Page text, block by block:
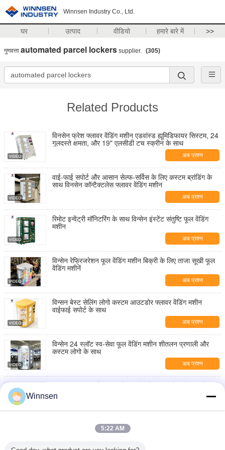
Winnsen Industry Co., Ltd.
घर उत्पाद वीडियो हमारे बारे में >>
गुणवत्ता automated parcel lockers supplier. (305)
Related Products
विनसेन फ्रेश फ्लावर वेंडिंग मशीन एडवांस्ड ह्यूमिडिफायर सिस्टम, 24
गुलदस्ते क्षमता, और 19" एलसीडी टच स्क्रीन के साथ
अब प्रश्न
वाई-फाई सपोर्ट और आसान सेल्फ-सर्विस के लिए कस्टम ब्रांडिंग के
साथ विनसेन कॉन्टैक्टलेस फ्लावर वेंडिंग मशीन
अब प्रश्न
रिमोट इन्वेंट्री मॉनिटरिंग के साथ विन्सेन इंस्टेंट संतुष्टि फूल वेंडिंग
मशीन
अब प्रश्न
विन्सेन रेफ्रिजरेशन फूल वेंडिंग मशीन बिक्री के लिए ताजा सूखी फूल
वेंडिंग मशीनें
अब प्रश्न
विन्सन बेस्ट सेलिंग लोगो कस्टम आउटडोर फ्लावर वेंडिंग मशीन
वाईफाई सपोर्ट के साथ
अब प्रश्न
विन्सेन 24 स्लॉट स्व-सेवा फूल वेंडिंग मशीन शीतलन प्रणाली और
कस्टम लोगो के साथ
अब प्रश्न
19 इंच एलसीडी और आउटडोर उपयोग के लिए कूलिंग सिस्टम के साथ
इंटेलिजेंट 10 डोर फ्लावर वेंडिंग लॉकर
रेफ्रिजरेशन और एपीआई एकीकरण के साथ विन्सेन 10-दरवाजा
वाणिज्यिक फूल वेंडिंग लॉकर
Winnsen
5:22 AM